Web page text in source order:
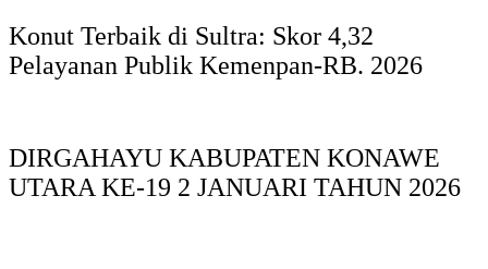
Konut Terbaik di Sultra: Skor 4,32
Pelayanan Publik Kemenpan-RB. 2026
DIRGAHAYU KABUPATEN KONAWE
UTARA KE-19 2 JANUARI TAHUN 2026